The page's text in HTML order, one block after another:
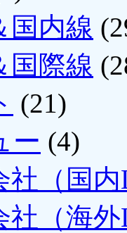
国内線
国際線
(21)
ー (4)
社（国
社（海